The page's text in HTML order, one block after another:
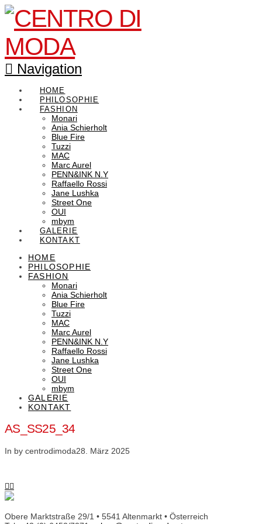
Navigation
HOME
PHILOSOPHIE
FASHION
Monari
Ania Schierholt
Blue Fire
Tuzzi
MAC
Marc Aurel
PENN&INK N.Y
Raffaello Rossi
Jane Lushka
Street One
OUI
mbym
GALERIE
KONTAKT
HOME
PHILOSOPHIE
FASHION
Monari
Ania Schierholt
Blue Fire
Tuzzi
MAC
Marc Aurel
PENN&INK N.Y
Raffaello Rossi
Jane Lushka
Street One
OUI
mbym
GALERIE
KONTAKT
AS_SS25_34
In by centrodimoda28. März 2025
Obere Marktstraße 29/1 • 5541 Altenmarkt • Österreich